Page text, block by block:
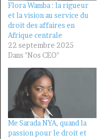
Flora Wamba : la rigueur
et la vision au service du
droit des affaires en
Afrique centrale
22 septembre 2025
Dans "Nos CEO"
Me Sarada NYA, quand la
passion pour le droit et